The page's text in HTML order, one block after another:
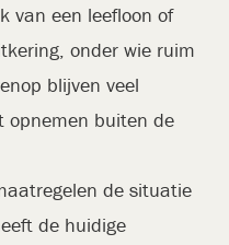
van een leefloon of
onder wie ruim
blijven veel
opnemen buiten de
de situatie
de huidige